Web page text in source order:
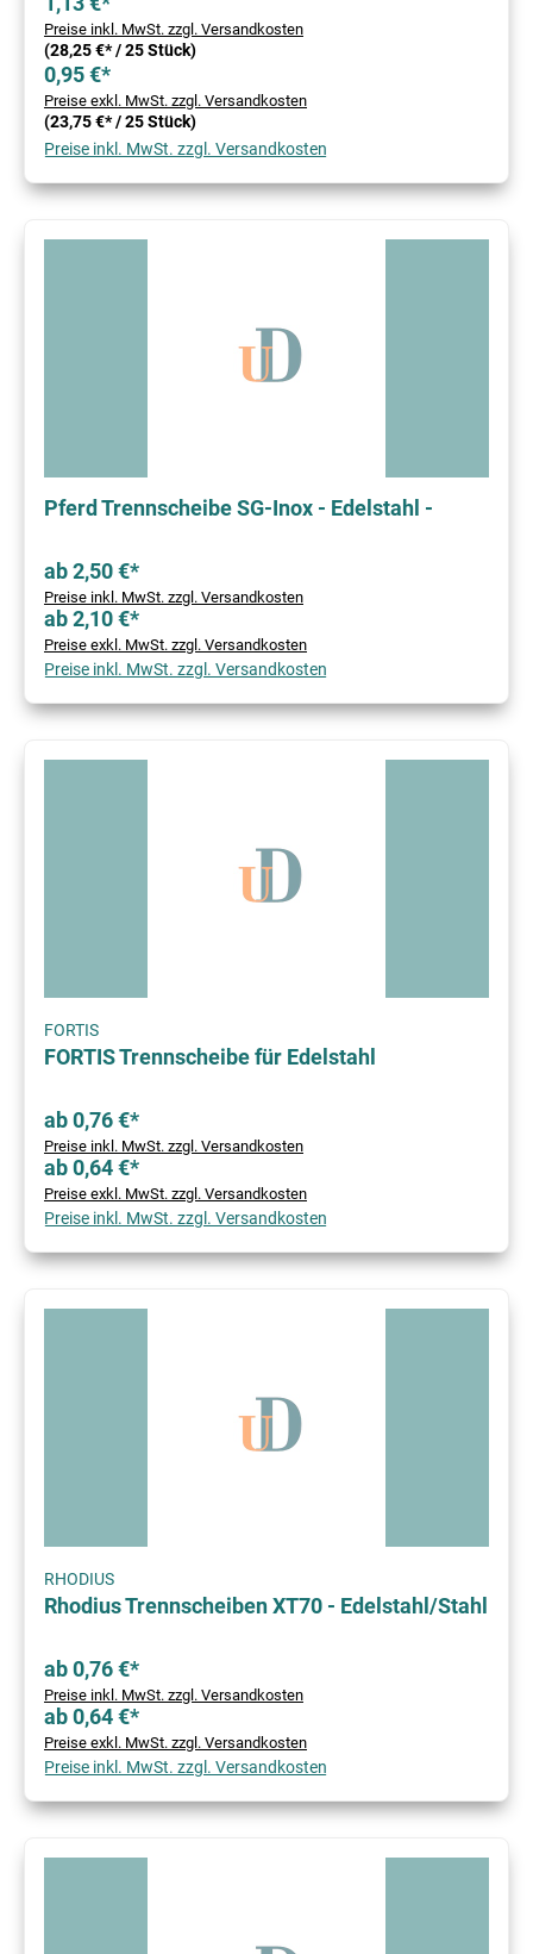
Preise inkl. MwSt. zzgl. Versandkosten
(28,25 €* / 25 Stück)
0,95 €*
Preise exkl. MwSt. zzgl. Versandkosten
(23,75 €* / 25 Stück)
Preise inkl. MwSt. zzgl. Versandkosten
Pferd Trennscheibe SG-Inox - Edelstahl -
ab 2,50 €*
Preise inkl. MwSt. zzgl. Versandkosten
ab 2,10 €*
Preise exkl. MwSt. zzgl. Versandkosten
Preise inkl. MwSt. zzgl. Versandkosten
FORTIS
FORTIS Trennscheibe für Edelstahl
ab 0,76 €*
Preise inkl. MwSt. zzgl. Versandkosten
ab 0,64 €*
Preise exkl. MwSt. zzgl. Versandkosten
Preise inkl. MwSt. zzgl. Versandkosten
RHODIUS
Rhodius Trennscheiben XT70 - Edelstahl/Stahl
ab 0,76 €*
Preise inkl. MwSt. zzgl. Versandkosten
ab 0,64 €*
Preise exkl. MwSt. zzgl. Versandkosten
Preise inkl. MwSt. zzgl. Versandkosten